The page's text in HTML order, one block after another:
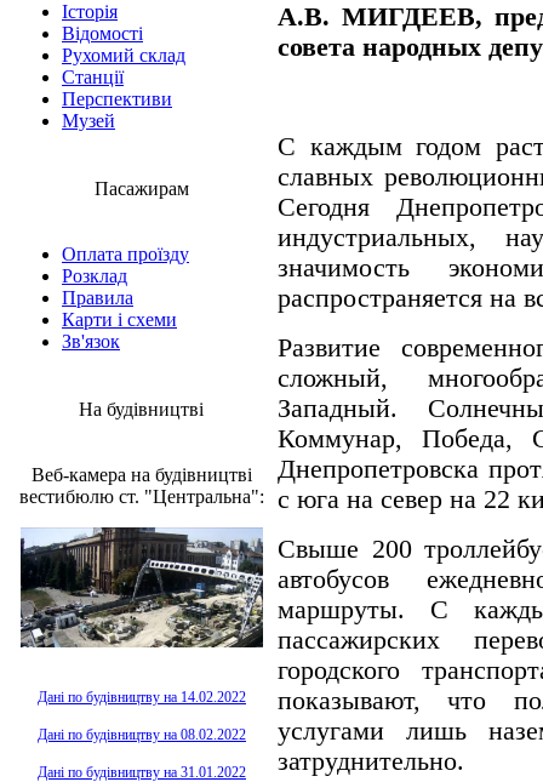
Історія
Відомості
Рухомий склад
Станції
Перспективи
Музей
Пасажирам
Оплата проїзду
Розклад
Правила
Карти і схеми
Зв'язок
На будівництві
Веб-камера на будівництві
вестибюлю ст. "Центральна":
Дані по будівництву на 14.02.2022
Дані по будівництву на 08.02.2022
Дані по будівництву на 31.01.2022
А.В. МИГДЕЕВ,
совета народных
С каждым годом
славных
Сегодня
индустриальных,
значимость
распространяется на
Развитие
сложный,
Западный.
Коммунар, Победа,
Днепропетровска
с юга на север на 22
Свыше 200
автобусов
маршруты. С
пассажирских
городского
показывают, что
услугами лишь
затруднительно.